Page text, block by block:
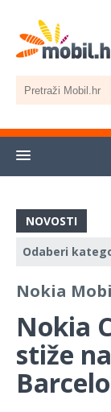
NOVOSTI
Nokia
Nokia
stiže